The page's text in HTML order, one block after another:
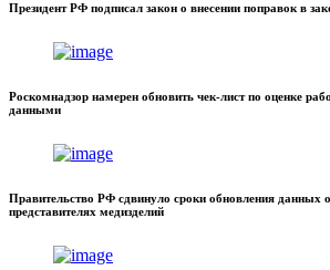
Президент РФ подписал закон о внесении поправок в
Роскомнадзор намерен обновить чек-лист по оценке
данными
Правительство РФ сдвинуло сроки обновления данных
представителях медизделий